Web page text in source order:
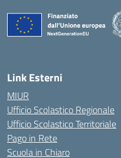
Link Esterni
MIUR
Ufficio Scolastico Regionale
Ufficio Scolastico Territoriale
Pago in Rete
Scuola in Chiaro